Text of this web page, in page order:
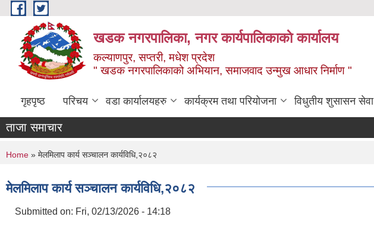
Skip to main content
खडक नगरपालिका, नगर कार्यपालिकाकाे कार्यालय
कल्याणपुर, सप्तरी, मधेश प्रदेश
" खडक नगरपालिकाको अभियान, समाजवाद उन्मुख आधार निर्माण "
गृहपृष्ठ परिचय वडा कार्यालयहरु कार्यक्रम तथा परियोजना विधुतीय शुसासन सेवा
ताजा समाचार
You are here
Home » मेलमिलाप कार्य सञ्चालन कार्यविधि,२०८२
मेलमिलाप कार्य सञ्चालन कार्यविधि,२०८२
Submitted on: Fri, 02/13/2026 - 14:18